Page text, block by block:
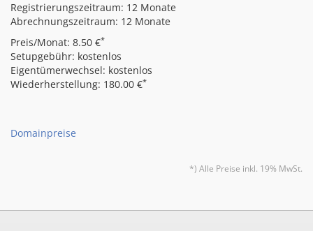
Registrierungszeitraum: 12 Monate
Abrechnungszeitraum: 12 Monate
Preis/Monat: 8.50 €*
Setupgebühr: kostenlos
Eigentümerwechsel: kostenlos
Wiederherstellung: 180.00 €*
Domainpreise
*) Alle Preise inkl. 19% MwSt.